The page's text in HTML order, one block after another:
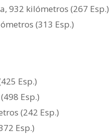
932 kilómetros (267 Esp.)
(313 Esp.)
Esp.)
Esp.)
(242 Esp.)
Esp.)